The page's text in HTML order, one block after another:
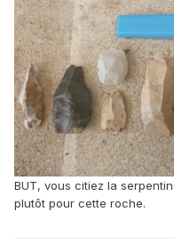
BUT, vous citiez la
plutôt pour cette roche.